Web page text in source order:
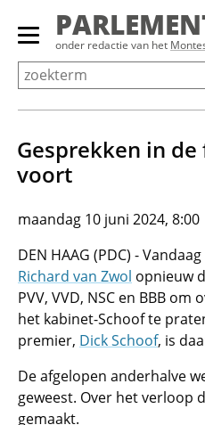
Overslaan
Primair
menu
tonen/verbergen
onder redactie van het
Gesprekken in
voort
maandag 10 juni 2024, 8:00
DEN HAAG (PDC) -
Richard van Zwol opnieuw
PVV, VVD, NSC en BBB
het kabinet-Schoof te
premier, Dick Schoof, is
De afgelopen anderhalve
geweest. Over het verloop
gemaakt.